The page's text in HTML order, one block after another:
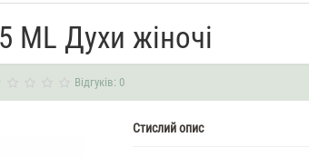
ML Духи жіночі
Відгуків: 0
Стислий опис